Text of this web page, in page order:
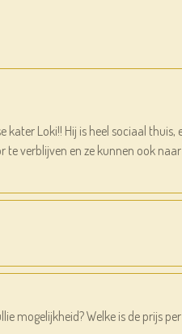
Loki!! Hij is heel sociaal
te verblijven en ze kunnen ook
mogelijkheid? Welke is de prijs